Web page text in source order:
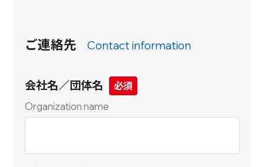
ご連絡先 Contact information
会社名／団体名
Organization name